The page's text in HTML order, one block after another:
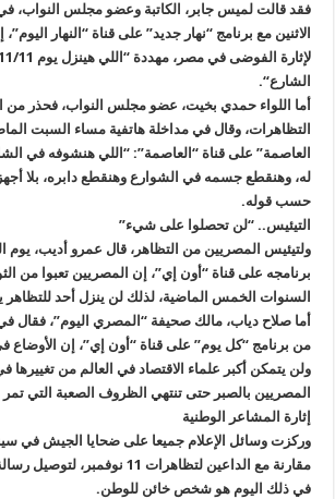
فقد قالت لميس جابر، الكاتبة وعضو مجلس النواب،
الاثنين مع برنامج “نهار جديد” على قناة “النهار
الشارع“.
أما اللواء حمدي بخيت، عضو مجلس النواب، فحذر من
التظاهرات، وقال في مداخلة هاتفية مساء السبت
العاصمة” على قناة “العاصمة”: “اللي هنشوفه في
له، وهنقطع جسمه في الشوارع وهنقطع دابره، بلا
حسب قوله.
التيئيس.. “لن تحصلوا على شيء”
ولتيئيس المصريين من التظاهر، قال عمرو أديب،
برنامجه على قناة “أون إي”، إن المصريين تعبوا من
السنوات الخمس الماضية، لذلك لن ينزل أحد للتظاهر يوم 11 نوفمبر
أما صلاح دياب، مالك صحيفة “المصري اليوم”، فقال
من برنامج “كل يوم” على قناة “أون إي”، إن الأوضاع
ولن يتمكن أكبر علماء الاقتصاد في العالم من تغييرها
المصريين بالصبر حتى تنتهي الظروف الصعبة التي تمر
إثارة المشاعر الوطنية
وركزت وسائل الإعلام جميعا على ضحايا الجيش في
مقارنة مع الداعين لتظاهرات 11
في ذلك اليوم هو شخص خائن للوطن.